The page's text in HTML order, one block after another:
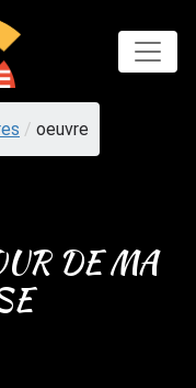
/ oeuvre
DE MA